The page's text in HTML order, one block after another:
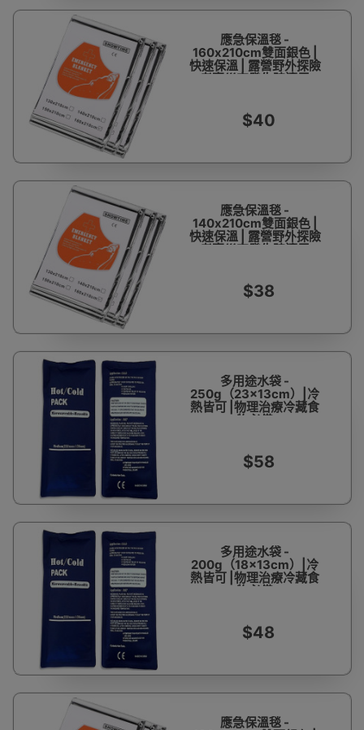
應急保溫毯 -
160x210cm雙面銀色 |
快速保溫 | 露營野外探險
考察災害發生時適用
$40
應急保溫毯 -
140x210cm雙面銀色 |
快速保溫 | 露營野外探險
考察災害發生時適用
$38
多用途水袋 -
250g（23x13cm）|冷
熱皆可 |物理治療冷藏食
物必備
$58
多用途水袋 -
200g（18x13cm）|冷
熱皆可 |物理治療冷藏食
物必備
$48
應急保溫毯 -